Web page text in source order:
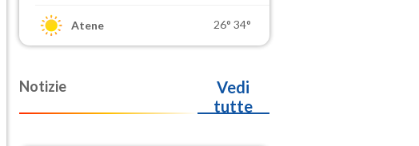
Atene 26° 34°
Notizie
Vedi
tutte